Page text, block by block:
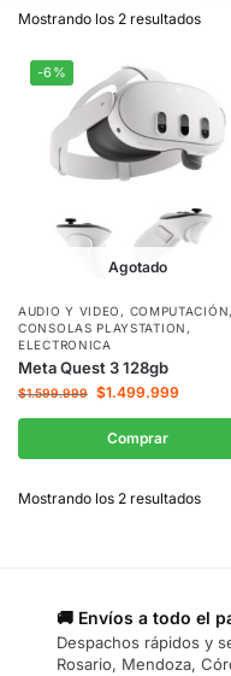
Mostrando los 2 resultados
-6%
Agotado
AUDIO Y VIDEO , COMPUTACIÓN,
CONSOLAS PLAYSTATION ,
ELECTRONICA
Meta Quest 3 128gb
$1.599.999 $1.499.999
Comprar
Mostrando los 2 resultados
🚚 Envíos a todo el
Despachos rápidos y
Rosario, Mendoza,